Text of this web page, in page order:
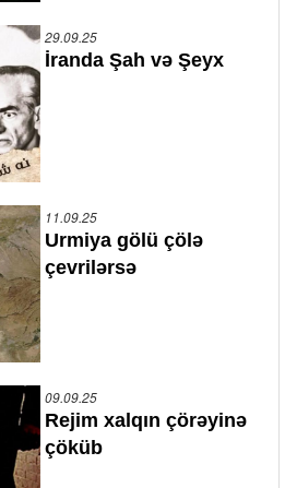
29.09.25
İranda Şah və Şeyx
11.09.25
Urmiya gölü çölə
çevrilərsə
09.09.25
Rejim xalqın çörəyinə
çöküb